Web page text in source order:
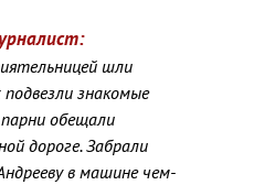
шли
подвезли знакомые
обещали
дороге. Забрали
в машине чем-